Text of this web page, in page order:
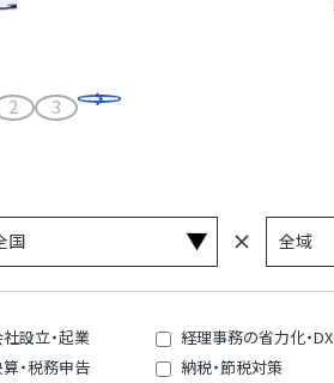
2 3
設立・起業 経理事務の省力化・DX
・税務申告
納税・節税対策